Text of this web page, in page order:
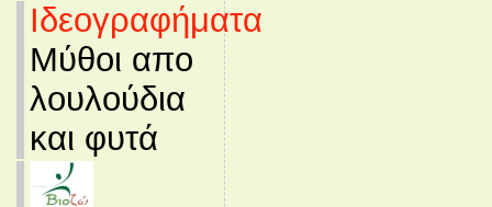
Ιδεογραφήματα
Μύθοι απο
λουλούδια
και φυτά